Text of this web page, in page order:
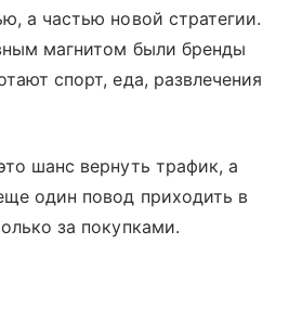
а частью новой стратегии.
магнитом были бренды
спорт, еда, развлечения
шанс вернуть трафик, а
один повод приходить в
за покупками.